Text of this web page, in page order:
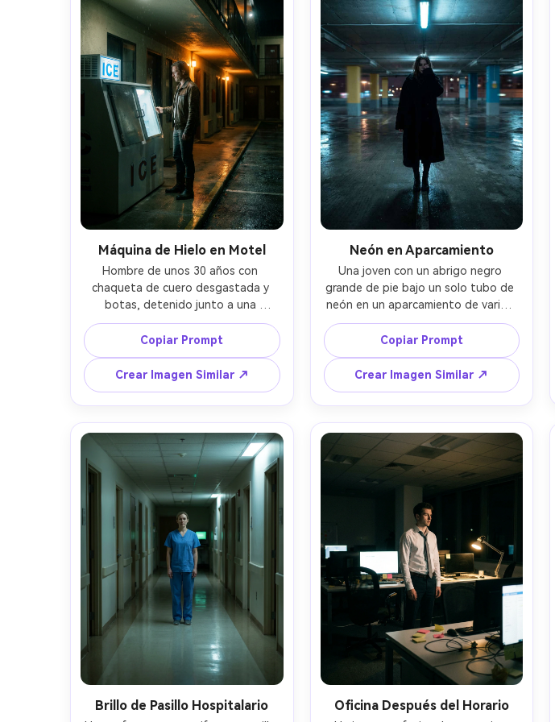
gran angular, composición centrada,
neblina suave, grano tipo VHS,
textura de piel y tela fotorrealista,
ambiente cinematográfico de
espacio liminal, alta resolución --ar
4:5
cuerpo, poca profundidad de
campo, gradación de color apagada,
aberración cromática sutil, realismo
editorial fotorrealista, ambiente
liminal nostálgico e inquietante --ar
Máquina de Hielo en Motel
Hombre de unos 30 años con
chaqueta de cuero desgastada y
botas, detenido junto a una
máquina de hielo iluminada en un
corredor exterior de motel tranquilo
de noche, concreto mojado por la
lluvia, luz de sodio parpadeante,
números de habitación repitiéndose
en la oscuridad, capturado con
Fujifilm GFX100S 45mm f/2.8, plano
medio, poca profundidad de campo,
gradación azul-teal anaranjada,
gotas de lluvia realistas, atmósfera
cinematográfica de espacio liminal --
ar 4:5
Copiar Prompt
Crear Imagen Similar ↗
Neón en Aparcamiento
Una joven con un abrigo negro
grande de pie bajo un solo tubo de
neón en un aparcamiento de varios
niveles vacío, pilares pintados, suelo
húmedo con reflejos, zumbido
lejano, sin coches cerca, capturado
con Canon 5D Mark IV 35mm f/1.4,
plano de cuerpo entero en ángulo
bajo, espacio negativo fuerte, alto
rango dinámico, movimiento sutil en
las luces, textura fotorrealista,
ambiente nocturno liminal y solitario
--ar 4:5
Copiar Prompt
Crear Imagen Similar ↗
Brillo de Pasillo Hospitalario Oficina Después del Horario